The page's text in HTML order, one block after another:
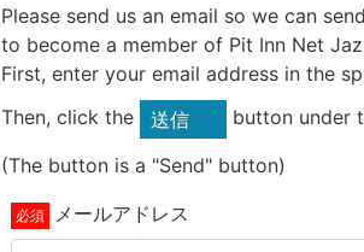
Please send us an email so we can
to become a member of Pit Inn Net
First, enter your email address in the
Then, click the
送信
button under
(The button is a "Send" button)
メールアドレス